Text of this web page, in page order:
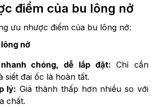
điểm của bu lông nở
ưu nhược điểm của bu lông nở:
nở
chóng, dễ lắp đặt: Chỉ cần
siết đai ốc là hoàn tất.
lý: Giá thành thấp hơn nhiều so với
chất.